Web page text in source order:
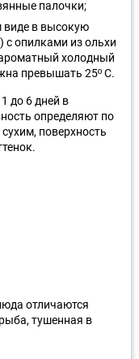
палочки;
виде в высокую
с опилками из ольхи
холодный
превышать 25º C.
до 6 дней в
определяют по
поверхность
отличаются
тушенная в